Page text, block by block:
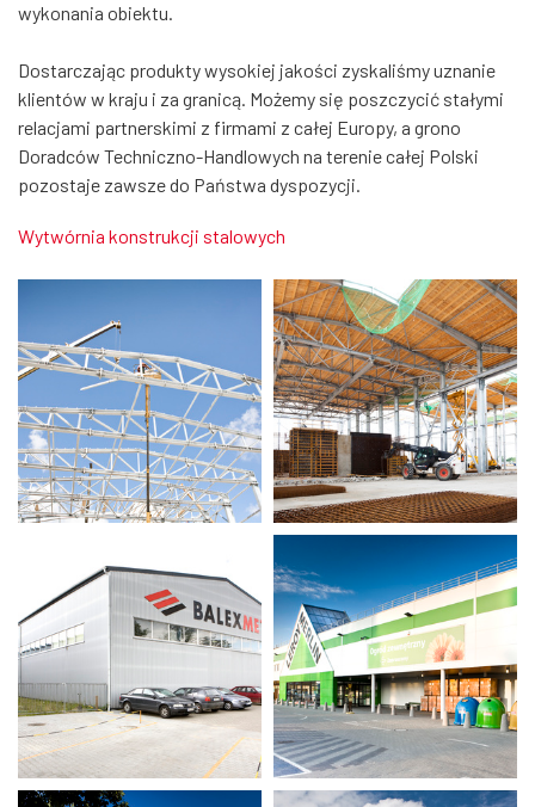
wykonania obiektu.
Dostarczając produkty wysokiej jakości zyskaliśmy uznanie
klientów w kraju i za granicą. Możemy się poszczycić stałymi
relacjami partnerskimi z firmami z całej Europy, a grono
Doradców Techniczno-Handlowych na terenie całej Polski
pozostaje zawsze do Państwa dyspozycji.
Wytwórnia konstrukcji stalowych